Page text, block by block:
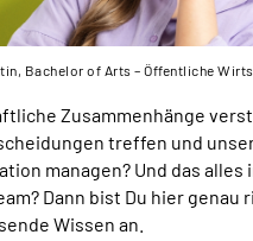
Bachelor of Arts – Öffentliche
Zusammenhänge
treffen und
managen? Und das alles
Dann bist Du hier genau
Wissen an.